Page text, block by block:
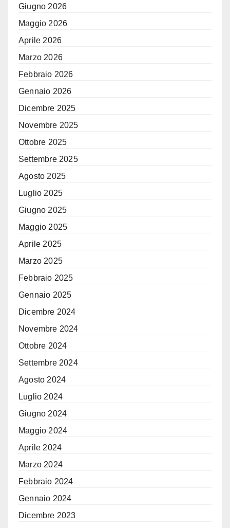
Giugno 2026
Maggio 2026
Aprile 2026
Marzo 2026
Febbraio 2026
Gennaio 2026
Dicembre 2025
Novembre 2025
Ottobre 2025
Settembre 2025
Agosto 2025
Luglio 2025
Giugno 2025
Maggio 2025
Aprile 2025
Marzo 2025
Febbraio 2025
Gennaio 2025
Dicembre 2024
Novembre 2024
Ottobre 2024
Settembre 2024
Agosto 2024
Luglio 2024
Giugno 2024
Maggio 2024
Aprile 2024
Marzo 2024
Febbraio 2024
Gennaio 2024
Dicembre 2023